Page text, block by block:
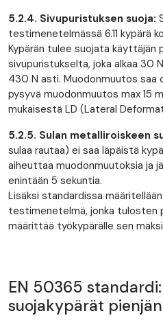
5.2.4. Sivupuristuksen suoja:
testimenetelmässä 6.11 kypärä
Kypärän tulee suojata käyttäjän
sivupuristukselta, joka alkaa 30
430 N asti. Muodonmuutos saa
pysyvä muodonmuutos max 15
mukaisestä LD (Lateral
5.2.5. Sulan metalliroiskeen
sulaa rautaa) ei saa läpäistä
aiheuttaa muodonmuutoksia ja
enintään 5 sekuntia.
Lisäksi standardissa
testimenetelmä, jonka tulosten
määrittää työkypärälle sen
EN 50365
suojakypärät